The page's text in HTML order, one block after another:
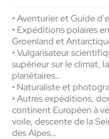
• Aventurier et Guide
• Expéditions polaires
Groenland et
• Vulgarisateur
supérieur sur le climat,
planétaires…
• Naturaliste et
• Autres expéditions,
continent Européen à
voile, descente de la
des Alpes…